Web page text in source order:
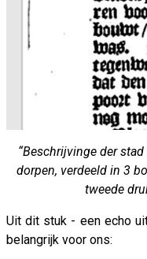
“Beschrijvinge der
dorpen, verdeeld in 3
tweede
Uit dit stuk - een echo
belangrijk voor ons: